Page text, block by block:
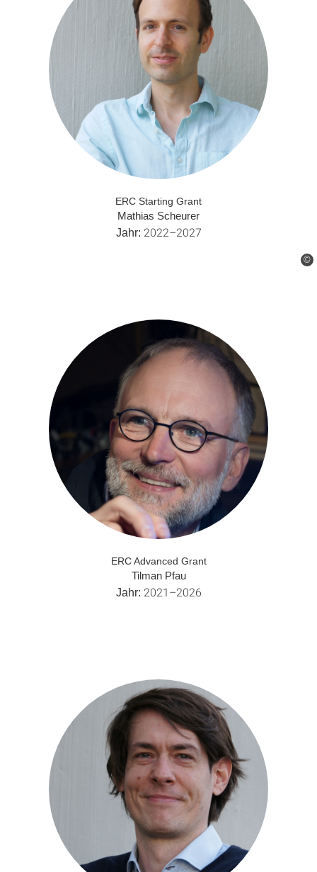
©
ERC Starting Grant
Mathias Scheurer
Jahr: 2022–2027
ERC Advanced Grant
Tilman Pfau
Jahr: 2021–2026